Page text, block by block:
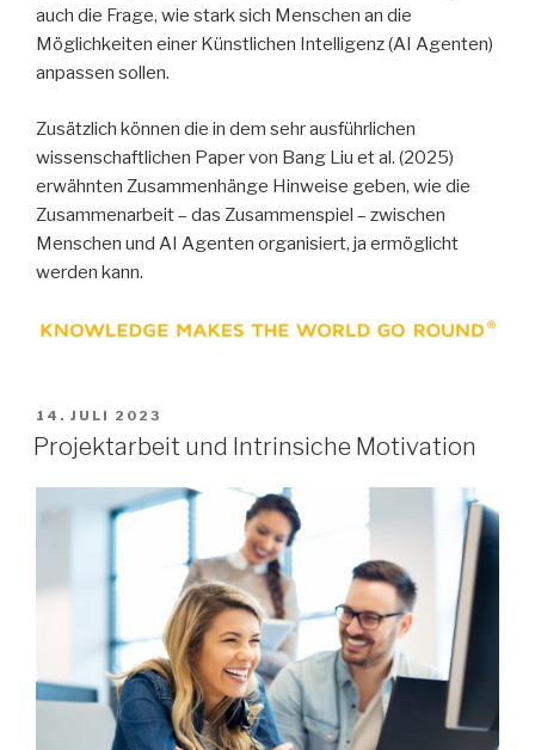
auch die Frage, wie stark sich Menschen an die
Möglichkeiten einer Künstlichen Intelligenz (AI Agenten)
anpassen sollen.
Zusätzlich können die in dem sehr ausführlichen
wissenschaftlichen Paper von Bang Liu et al. (2025)
erwähnten Zusammenhänge Hinweise geben, wie die
Zusammenarbeit – das Zusammenspiel – zwischen
Menschen und AI Agenten organisiert, ja ermöglicht
werden kann.
VERÖFFENTLICHT
AM
14. JULI 2023
Projektarbeit und Intrinsiche Motivation